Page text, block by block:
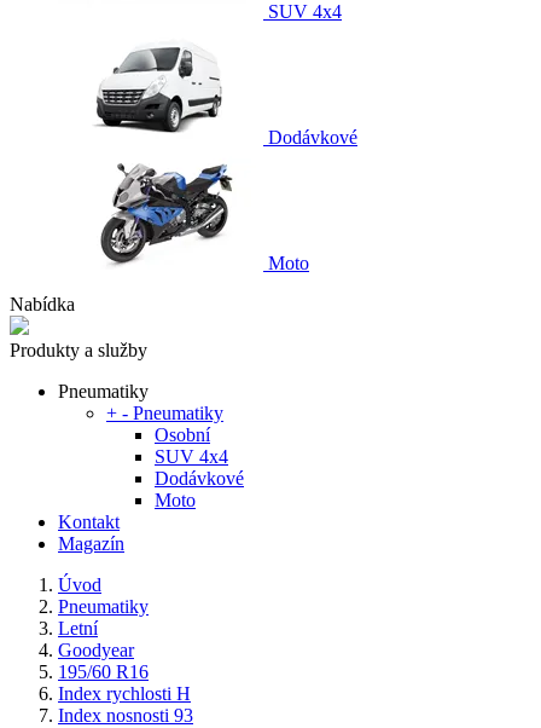
SUV 4x4
Dodávkové
Moto
Nabídka
Produkty a služby
Pneumatiky
+ - Pneumatiky
Osobní
SUV 4x4
Dodávkové
Moto
Kontakt
Magazín
Úvod
Pneumatiky
Letní
Goodyear
195/60 R16
Index rychlosti H
Index nosnosti 93